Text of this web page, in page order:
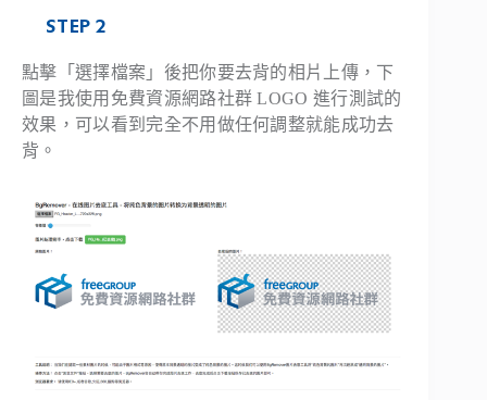
STEP 2
點擊「選擇檔案」後把你要去背的相片上傳，下
圖是我使用免費資源網路社群 LOGO 進行測試的
效果，可以看到完全不用做任何調整就能成功去
背。